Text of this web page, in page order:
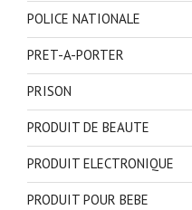
POLICE NATIONALE
PRET-A-PORTER
PRISON
PRODUIT DE BEAUTE
PRODUIT ELECTRONIQUE
PRODUIT POUR BEBE